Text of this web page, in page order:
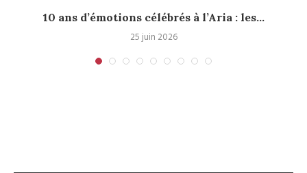
10 ans d’émotions célébrés à l’Aria : les...
25 juin 2026